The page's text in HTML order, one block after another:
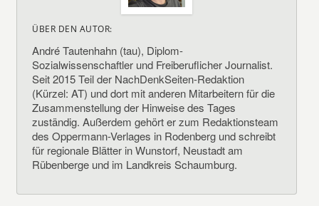
ÜBER DEN AUTOR:
André Tautenhahn (tau), Diplom-
Sozialwissenschaftler und Freiberuflicher Journalist.
Seit 2015 Teil der NachDenkSeiten-Redaktion
(Kürzel: AT) und dort mit anderen Mitarbeitern für die
Zusammenstellung der Hinweise des Tages
zuständig. Außerdem gehört er zum Redaktionsteam
des Oppermann-Verlages in Rodenberg und schreibt
für regionale Blätter in Wunstorf, Neustadt am
Rübenberge und im Landkreis Schaumburg.